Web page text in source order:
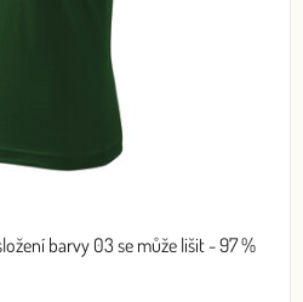
barvy 03 se může lišit - 97 %